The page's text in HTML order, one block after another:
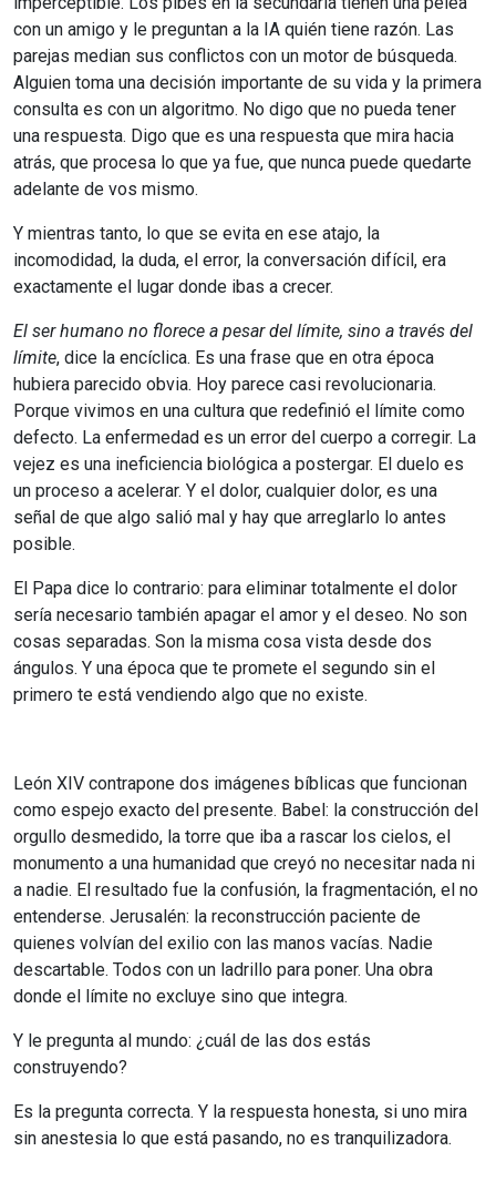
con un amigo y le preguntan a la IA quién tiene razón. Las
parejas median sus conflictos con un motor de búsqueda.
Alguien toma una decisión importante de su vida y la primera
consulta es con un algoritmo. No digo que no pueda tener
una respuesta. Digo que es una respuesta que mira hacia
atrás, que procesa lo que ya fue, que nunca puede quedarte
adelante de vos mismo.
Y mientras tanto, lo que se evita en ese atajo, la
incomodidad, la duda, el error, la conversación difícil, era
exactamente el lugar donde ibas a crecer.
El ser humano no florece a pesar del límite, sino a través del
límite, dice la encíclica. Es una frase que en otra época
hubiera parecido obvia. Hoy parece casi revolucionaria.
Porque vivimos en una cultura que redefinió el límite como
defecto. La enfermedad es un error del cuerpo a corregir. La
vejez es una ineficiencia biológica a postergar. El duelo es
un proceso a acelerar. Y el dolor, cualquier dolor, es una
señal de que algo salió mal y hay que arreglarlo lo antes
posible.
El Papa dice lo contrario: para eliminar totalmente el dolor
sería necesario también apagar el amor y el deseo. No son
cosas separadas. Son la misma cosa vista desde dos
ángulos. Y una época que te promete el segundo sin el
primero te está vendiendo algo que no existe.
León XIV contrapone dos imágenes bíblicas que funcionan
como espejo exacto del presente. Babel: la construcción del
orgullo desmedido, la torre que iba a rascar los cielos, el
monumento a una humanidad que creyó no necesitar nada ni
a nadie. El resultado fue la confusión, la fragmentación, el no
entenderse. Jerusalén: la reconstrucción paciente de
quienes volvían del exilio con las manos vacías. Nadie
descartable. Todos con un ladrillo para poner. Una obra
donde el límite no excluye sino que integra.
Y le pregunta al mundo: ¿cuál de las dos estás
construyendo?
Es la pregunta correcta. Y la respuesta honesta, si uno mira
sin anestesia lo que está pasando, no es tranquilizadora.